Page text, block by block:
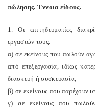
πώλησης. Έννοια είδους.
1. Οι επιτηδευματίες
εργασιών τους:
α) σε εκείνους που πωλούν
από επεξεργασία, ιδίως
διασκευή ή συσκευασία,
β) σε εκείνους που παρέχουν
γ) σε εκείνους που